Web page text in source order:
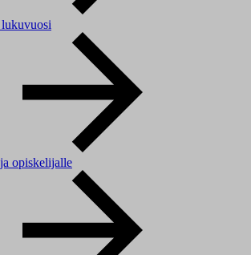
opiskelijalle